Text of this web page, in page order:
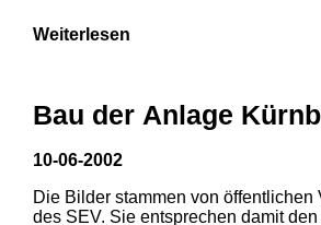
Weiterlesen
Bau der Anlage
10-06-2002
Die Bilder stammen von öffentlichen
des SEV. Sie entsprechen damit